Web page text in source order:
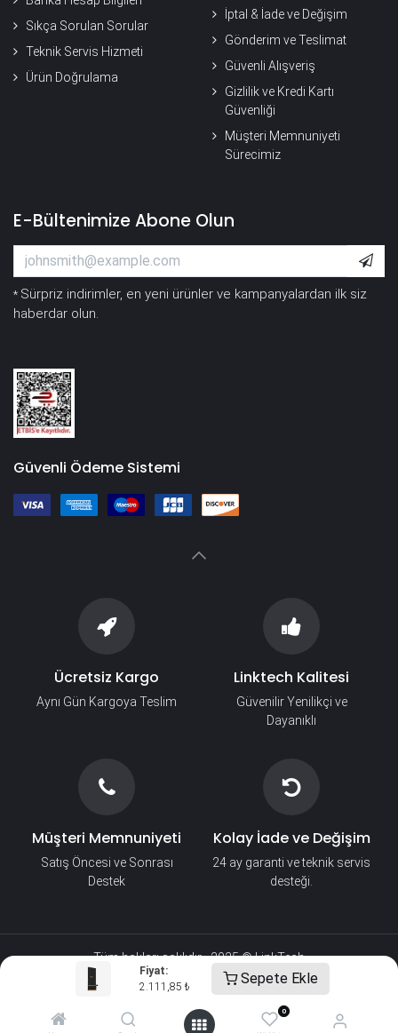
Fiyat:
2.111,85 ₺ Sepete Ekle
0
Sıkça Sorulan Sorular
Teknik Servis Hizmeti
Ürün Doğrulama
İptal & İade ve Değişim
Gönderim ve Teslimat
Güvenli Alışveriş
Gizlilik ve Kredi Kartı
Güvenliği
Müşteri Memnuniyeti
Sürecimiz
E-Bültenimize Abone Olun
* Sürpriz indirimler, en yeni ürünler ve kampanyalardan ilk siz
haberdar olun.
Güvenli Ödeme Sistemi
Ücretsiz Kargo
Aynı Gün Kargoya Teslim
Linktech Kalitesi
Güvenilir Yenilikçi ve
Dayanıklı
Müşteri Memnuniyeti
Satış Öncesi ve Sonrası
Destek
Kolay İade ve Değişim
24 ay garanti ve teknik servis
desteği.
Tüm hakları saklıdır - 2025 © LinkTech​